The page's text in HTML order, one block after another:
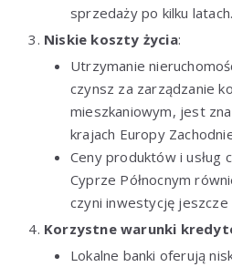
sprzedaży po kilku latach.
Niskie koszty życia:
Utrzymanie
czynsz za zarządzanie
mieszkaniowym, jest
krajach Europy
Ceny produktów i usług
Cyprze Północnym
czyni inwestycję jeszcze
Korzystne warunki
Lokalne banki oferują